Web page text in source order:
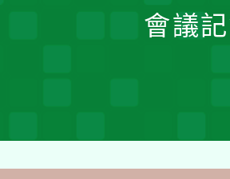
會議